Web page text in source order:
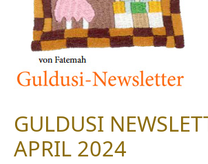
GULDUSI
APRIL 2024